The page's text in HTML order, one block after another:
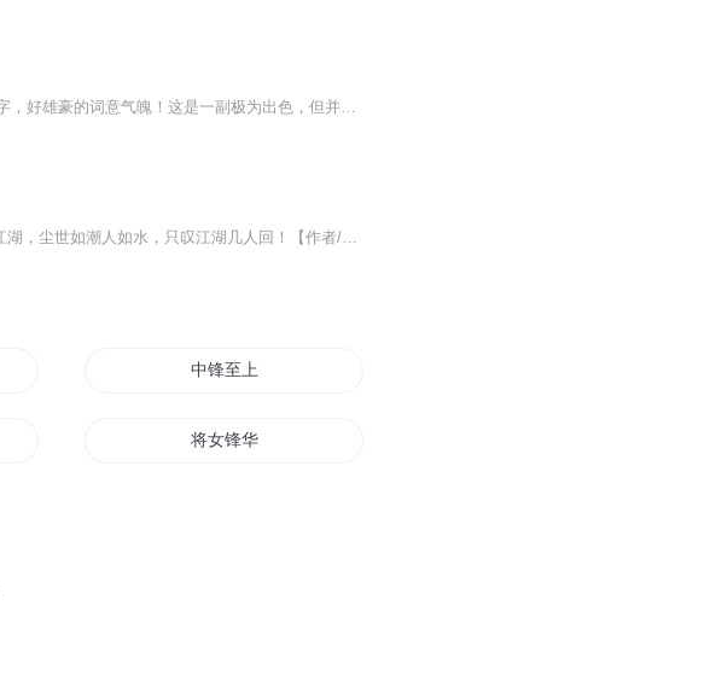
“六十添筹开寿域，九边拱手拜天雄！”好漂亮“郑文公碑”体的擘窠大字，好雄豪的词意气魄！这是一副极为出色，但并不夸大的寿联。“极为出色”之故，是不单字写得好，镌刻得好，连那镌字联木，也是极为罕见的“沉香木”所制。“并不夸大”之故，是作寿的...
【内容简介】何谓江湖，吟到恩仇心事涌，江湖侠骨已无多！何谓江湖，尘世如潮人如水，只叹江湖几人回！【作者/主播】作者简介：春秋山人主播简介：阿土【购买须知】1、本作品为付费有声书，前118集为免费试听，购买成功后，即可收听，可下载重复收听。2、...
中锋至上
将女锋华